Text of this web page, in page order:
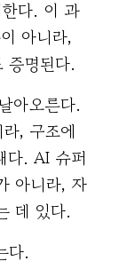
다. 이 과
아니라,
증명된다.
아오른다.
, 구조에
다. AI 슈퍼
아니라, 자
데 있다.
다.